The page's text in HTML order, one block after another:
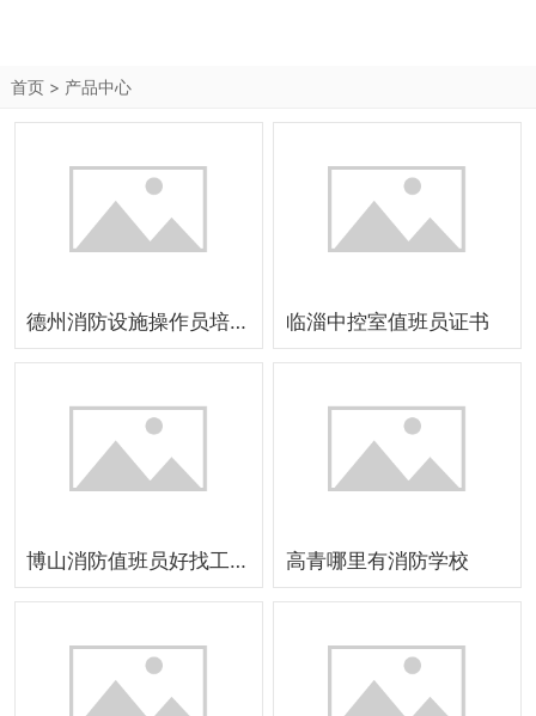
首页> 产品中心
德州消防设施操作员培训 临淄中控室值班员证书
博山消防值班员好找工作吗 高青哪里有消防学校